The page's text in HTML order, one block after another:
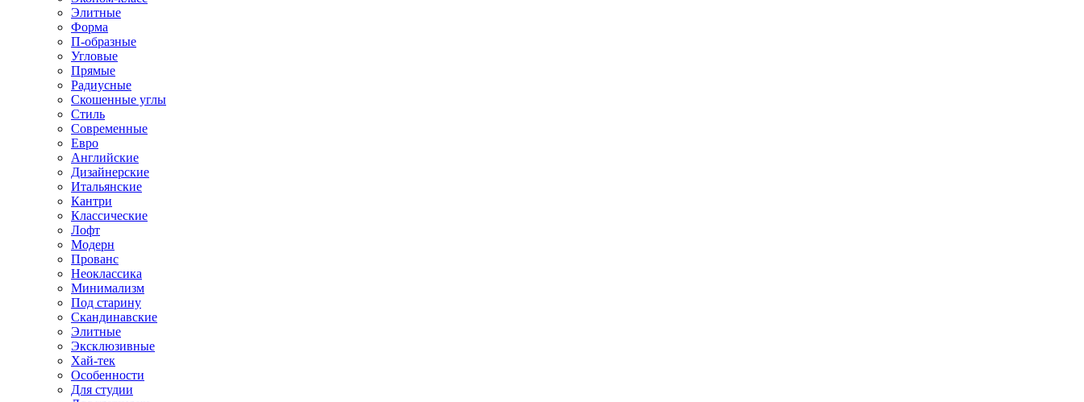
Элитные
Форма
П-образные
Угловые
Прямые
Радиусные
Скошенные углы
Стиль
Современные
Евро
Английские
Дизайнерские
Итальянские
Кантри
Классические
Лофт
Модерн
Прованс
Неоклассика
Минимализм
Под старину
Скандинавские
Элитные
Эксклюзивные
Хай-тек
Особенности
Для студии